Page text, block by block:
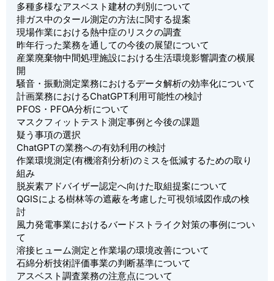
多種多様なアスベスト建材の判別について
排ガス中のタール測定の方法に関する提案
現場作業における熱中症のリスクの調査
昨年行った業務を通しての今後の展望について
産業廃棄物中間処理施設における生活環境影響調査の横展
開
騒音・振動測定業務におけるデータ解析の効率化について
計画業務におけるChatGPT利用可能性の検討
PFOS・PFOA分析について
マスクフィットテスト測定事例と今後の課題
疑う事項の選択
ChatGPTの業務への有効利用の検討
作業環境測定(有機溶剤分析)のミスを低減するための取り
組み
脱炭素アドバイザー認定へ向けた取組提案について
QGISによる樹林等の遮蔽を考慮した可視領域図作成の検
討
風力発電事業におけるバードストライク対策の事例につい
て
溶接ヒューム測定と作業場の環境改善について
石綿分析技術評価事業の判断基準について
アスベスト調査業務の注意点について